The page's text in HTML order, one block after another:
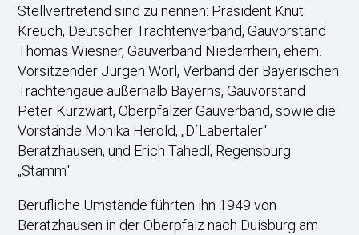
Stellvertretend sind zu nennen: Präsident Knut
Kreuch, Deutscher Trachtenverband, Gauvorstand
Thomas Wiesner, Gauverband Niederrhein, ehem.
Vorsitzender Jürgen Wörl, Verband der Bayerischen
Trachtengaue außerhalb Bayerns, Gauvorstand
Peter Kurzwart, Oberpfälzer Gauverband, sowie die
Vorstände Monika Herold, „D´Labertaler“
Beratzhausen, und Erich Tahedl, Regensburg
„Stamm“
Berufliche Umstände führten ihn 1949 von
Beratzhausen in der Oberpfalz nach Duisburg am